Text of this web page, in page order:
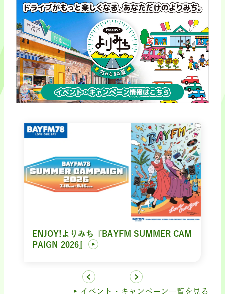
ENJOY!よりみち『BAYFM SUMMER CAM
PAIGN 2026』
イベント・キャンペーン一覧を見る